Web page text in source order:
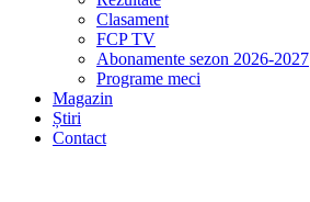
Clasament
FCP TV
Abonamente sezon 2026-2027
Programe meci
Magazin
Știri
Contact